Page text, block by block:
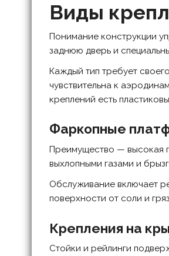
Виды
Понимание конструкции
заднюю дверь и
Каждый тип требует
чувствительна к
креплений есть
Фаркопные
Преимущество — высокая
выхлопными газами и
Обслуживание включает
поверхности от соли и
Крепления на
Стойки и рейлинги